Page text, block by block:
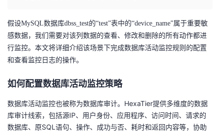
页
开
发
者
我
的
我
假设MySQL数据库dbss_test的“test”表中的“device_name”属于重要敏
感数据，我们需要对该列数据的查看、修改和删除的所有动作都进
行监控。本文将详细介绍该场景下完成数据库活动监控规则的配置
和查看监控日志的操作。
如何配置数据库活动监控策略
数据库活动监控也被称为数据库审计。HexaTier提供多维度的数据
库审计线索，包括源IP、用户身份、应用程序、访问时间、请求的
数据库、原SQL语句、操作、成功与否、耗时和返回内容等，协助